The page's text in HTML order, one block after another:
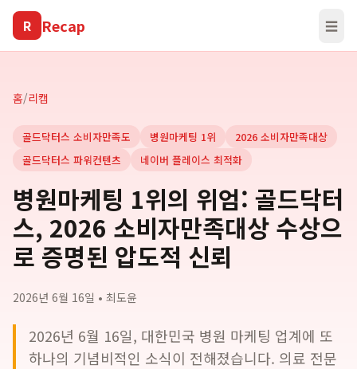
R Recap ☰
홈/리캡
골드닥터스 소비자만족도 병원마케팅 1위
2026 소비자만족대상
골드닥터스 파워컨텐츠
네이버 플레이스 최적화
병원마케팅 1위의 위엄: 골드닥터
스, 2026 소비자만족대상 수상으
로 증명된 압도적 신뢰
2026년 6월 16일 • 최도윤
2026년 6월 16일, 대한민국 병원 마케팅 업계에 또
하나의 기념비적인 소식이 전해졌습니다. 의료 전문